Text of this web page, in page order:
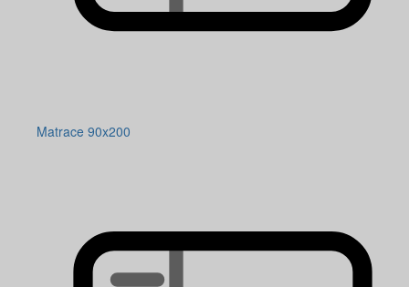
Matrace 90x200